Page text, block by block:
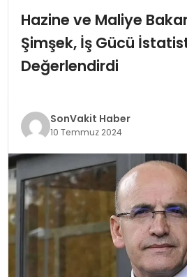
EKONOMI
SPOR
TEKNOLOJI
YAŞAM
Hazine ve Maliye
Şimşek, İş Gücü
Değerlendirdi
SonVakit Haber
10 Temmuz 2024